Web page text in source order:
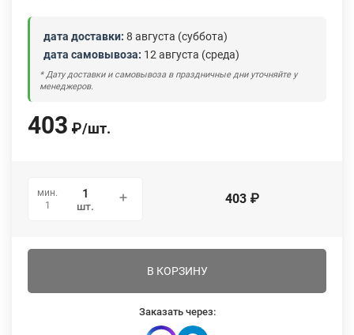
дата доставки: 8 августа (суббота)
дата самовывоза: 12 августа (среда)
* Дату доставки и самовывоза в праздничные дни уточняйте у
менеджеров.
403 ₽/шт.
мин.
1
шт. 403 ₽
В КОРЗИНУ
Заказать через: